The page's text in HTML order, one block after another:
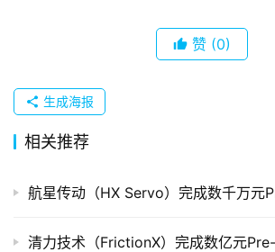
布
并
重
登录
投稿 赞 (0)
生成海报
相关推荐
航星传动（HX Servo）完成数千万元
清力技术（FrictionX）完成数亿元